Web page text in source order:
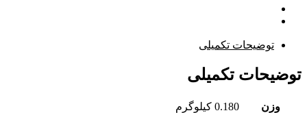
توضیحات تکمیلی
توضیحات تکمیلی
وزن
0.180 کیلوگرم